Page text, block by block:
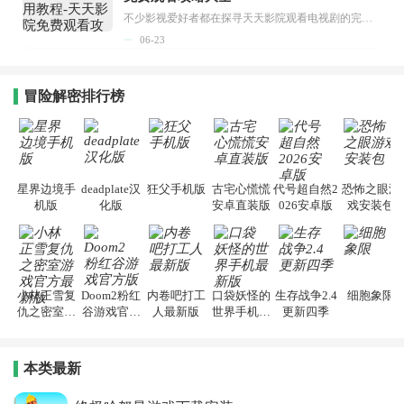
不少影视爱好者都在探寻天天影院观看电视剧的完整方法，结合最新平台使用规则，本篇新手入门攻略全面讲解观看渠道、检索流程、播放设置以及画面模式调整等实用内容。全文适配手机、电脑等主流设备，步骤简洁易懂，无论是初次使用的新手，还是想要优化观影体验的用户，都能参照内容快速上手，熟练掌握平台各项操作技巧，轻松畅享影视内容。...
06-23
冒险解密排行榜
星界边境手
机版
deadplate汉
化版
狂父手机版 古宅心慌慌
安卓直装版
代号超自然2
026安卓版
恐怖之眼游
戏安装包
小林正雪复
仇之密室游
Doom2粉红
谷游戏官方
内卷吧打工
人最新版
口袋妖怪的
世界手机最
生存战争2.4
更新四季
细胞象限
本类最新